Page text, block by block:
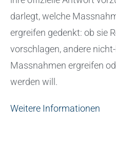
darlegt, welche
ergreifen gedenkt: ob sie
vorschlagen, andere
Massnahmen ergreifen
werden will.
Weitere Informationen